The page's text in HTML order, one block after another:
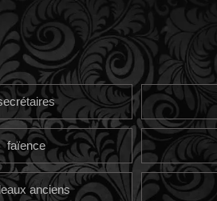
faïence
anciens